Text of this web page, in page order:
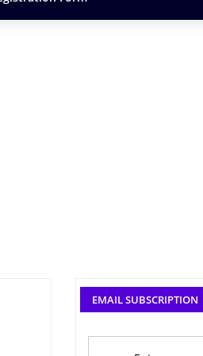
EMAIL SUBSCRIPTION